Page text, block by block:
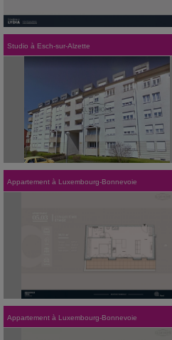
Studio à Esch-sur-Alzette
Appartement à Luxembourg-Bonnevoie
Appartement à Luxembourg-Bonnevoie